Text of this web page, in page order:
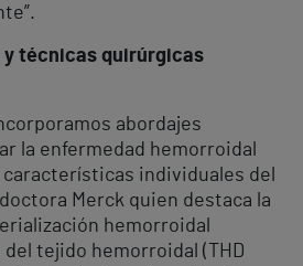
y técnicas quirúrgicas
abordajes
la enfermedad hemorroidal
características individuales del
Merck quien destaca la
hemorroidal
tejido hemorroidal (THD